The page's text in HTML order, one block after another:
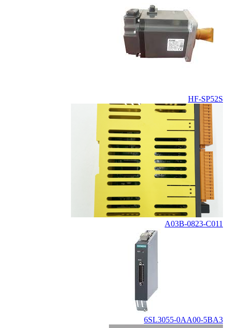
HF-SP52S
A03B-0823-C011
6SL3055-0AA00-5BA3